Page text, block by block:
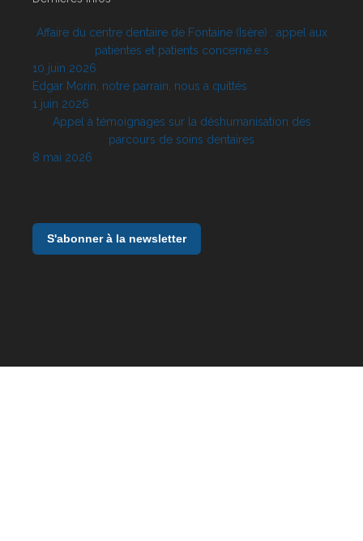
Affaire du centre dentaire de Fontaine (Isère) : appel aux
patientes et patients concerné.e.s
10 juin 2026
Edgar Morin, notre parrain, nous a quittés
1 juin 2026
Appel à témoignages sur la déshumanisation des
parcours de soins dentaires
8 mai 2026
S'abonner à la newsletter